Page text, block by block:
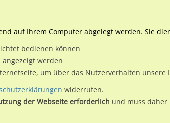
& Buchen Plakatwerbung
auf Ihrem Computer abgelegt werden. Sie
bedienen können
werden
um über das Nutzerverhalten
widerrufen.
der Webseite erforderlich und muss daher